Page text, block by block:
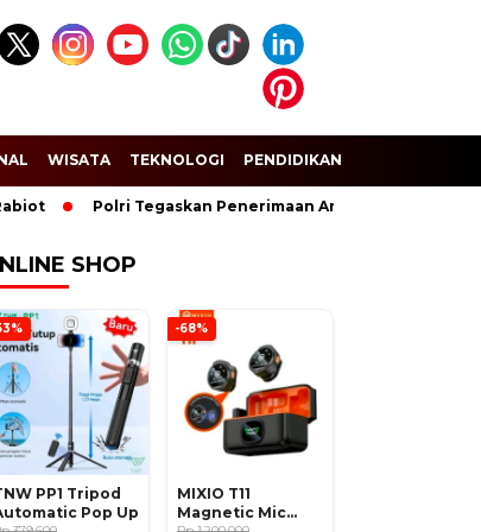
WISATA TEKNOLOGI PENDIDIKAN
Polri Tegaskan Penerimaan Anggota dan Taruna
SHOP
PP1 Tripod
Pop Up
-68%
MIXIO T11
Magnetic Mic